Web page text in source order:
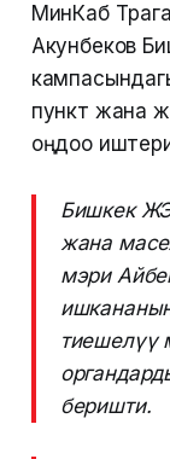
МинКаб
Акунбеков
пункт жана
оңдоо
Бишкек
жана
мэри
тиешелүү
беришти.